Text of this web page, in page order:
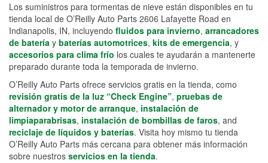
Los suministros para tormentas de nieve están disponibles en tu
tienda local de O’Reilly Auto Parts 2606 Lafayette Road en
Indianapolis, IN, incluyendo fluidos para invierno, arrancadores
de batería y baterías automotrices, kits de emergencia, y
accesorios para clima frío los cuales te ayudarán a mantenerte
preparado durante toda la temporada de invierno.
O’Reilly Auto Parts ofrece servicios gratis en la tienda, como
revisión gratis de la luz “Check Engine”, pruebas de
alternador y motor de arranque, instalación de
limpiaparabrisas, instalación de bombillas de faros, and
reciclaje de líquidos y baterías. Visita hoy mismo tu tienda
O’Reilly Auto Parts más cercana para obtener más información
sobre nuestros servicios en la tienda.